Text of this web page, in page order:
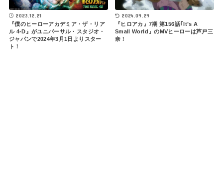
2023.12.21
『僕のヒーローアカデミア・ザ・リア
ル 4-D』がユニバーサル・スタジオ・
ジャパンで2024年3月1日よりスター
ト！
2024.09.29
『ヒロアカ』7期 第156話｢It’s A
Small World」のMVヒーローは芦戸三
奈！